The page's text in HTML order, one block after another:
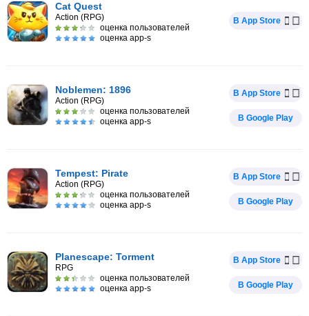
Cat Quest
Action (RPG)
оценка пользователей
оценка app-s
В App Store
Noblemen: 1896
Action (RPG)
оценка пользователей
оценка app-s
В App Store
В Google Play
Tempest: Pirate
Action (RPG)
оценка пользователей
оценка app-s
В App Store
В Google Play
Planescape: Torment
RPG
оценка пользователей
оценка app-s
В App Store
В Google Play